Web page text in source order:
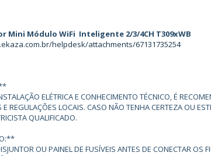
Mini Módulo WiFi Inteligente 2/3/4CH T309xWB
helpdesk/attachments/67131735254
ELÉTRICA E CONHECIMENTO TÉCNICO, É
REGULAÇÕES LOCAIS. CASO NÃO TENHA CERTEZA OU
QUALIFICADO.
OU PAINEL DE FUSÍVEIS ANTES DE CONECTAR OS